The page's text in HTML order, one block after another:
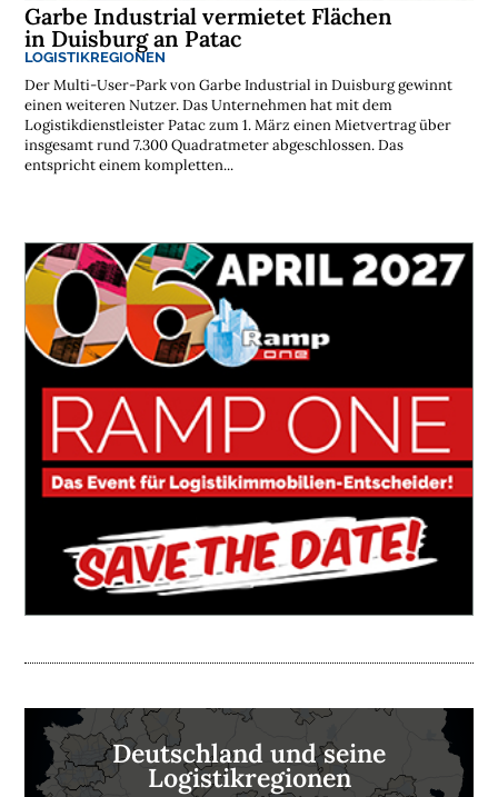
Garbe Industrial vermietet Flächen
in Duisburg an Patac
LOGISTIKREGIONEN
Der Multi-User-Park von Garbe Industrial in Duisburg gewinnt
einen weiteren Nutzer. Das Unternehmen hat mit dem
Logistikdienstleister Patac zum 1. März einen Mietvertrag über
insgesamt rund 7.300 Quadratmeter abgeschlossen. Das
entspricht einem kompletten...
Deutschland und seine
Logistikregionen